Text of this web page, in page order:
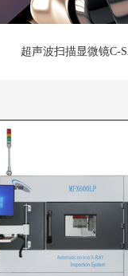
超声波扫描显微镜C-